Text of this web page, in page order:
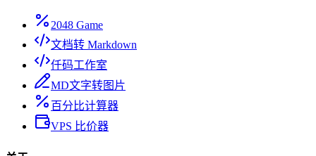
2048 Game
文档转 Markdown
仟码工作室
MD文字转图片
百分比计算器
VPS 比价器